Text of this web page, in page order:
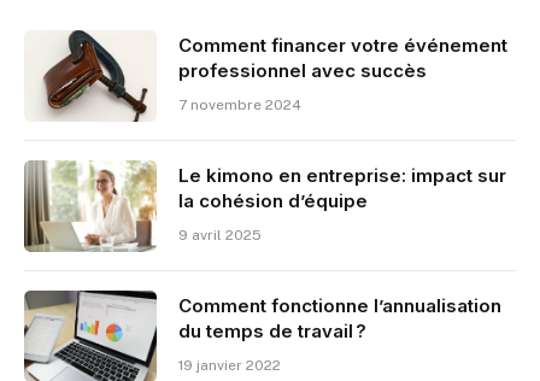
Comment financer votre événement
professionnel avec succès
7 novembre 2024
Le kimono en entreprise: impact sur
la cohésion d’équipe
9 avril 2025
Comment fonctionne l’annualisation
du temps de travail ?
19 janvier 2022